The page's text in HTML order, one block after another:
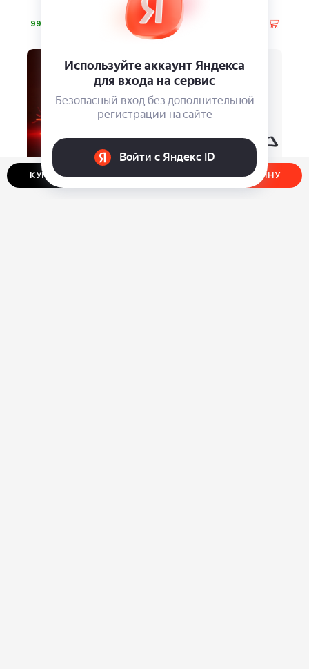
КУПИТЬ В ОДИН КЛИК ДОБАВИТЬ В КОРЗИНУ
990 1 590
Новогодняя гирлянда
Надувной тюбинг SilaPro